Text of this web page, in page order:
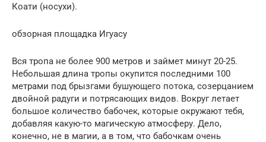
Коати (носухи).
обзорная площадка Игуасу
Вся тропа не более 900 метров и займет минут 20-25.
Небольшая длина тропы окупится последними 100
метрами под брызгами бушующего потока, созерцанием
двойной радуги и потрясающих видов. Вокруг летает
большое количество бабочек, которые окружают тебя,
добавляя какую-то магическую атмосферу. Дело,
конечно, не в магии, а в том, что бабочкам очень